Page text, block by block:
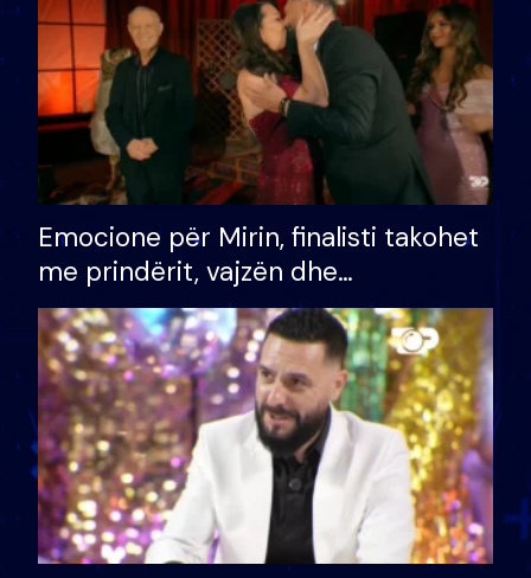
Emocione për Mirin, finalisti takohet
me prindërit, vajzën dhe
bashkëshorten: S’kemi ndonjë letër
divorci apo jo?